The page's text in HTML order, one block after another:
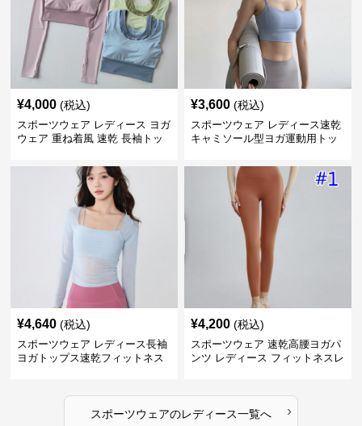
¥4,000 (税込)
スポーツウェア レディース ヨガ
ウェア 重ね着風 速乾 長袖トッ
¥3,600 (税込)
スポーツウェア レディース速乾
キャミソール型ヨガ運動用トッ
¥4,640 (税込)
スポーツウェア レディース長袖
ヨガトップス速乾フィットネス
¥4,200 (税込)
スポーツウェア 速乾高腰ヨガパ
ンツ レディース フィットネスレ
スポーツウェアのレディース一覧へ ›